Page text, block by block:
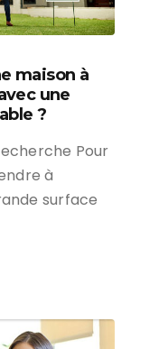
maison à
une
?
Pour
à
surface